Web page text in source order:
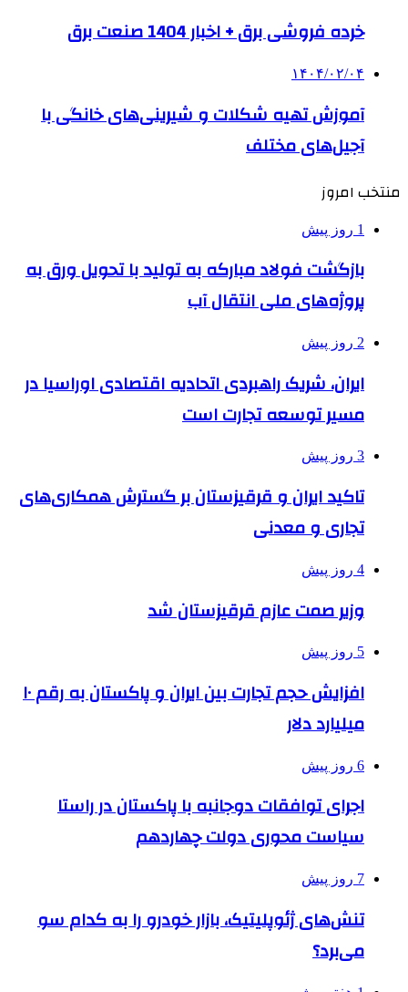
خرده فروشی برق + اخبار 1404 صنعت برق
۱۴۰۴/۰۲/۰۴
آموزش تهیه شکلات و شیرینی‌های خانگی با
آجیل‌های مختلف
منتخب امروز
1 روز پیش
بازگشت فولاد مبارکه به تولید با تحویل ورق به
پروژه‌های ملی انتقال آب
2 روز پیش
ایران، شریک راهبردی اتحادیه اقتصادی اوراسیا در
مسیر توسعه تجارت است
3 روز پیش
تاکید ایران و قرقیزستان بر گسترش همکاری‌های
تجاری و معدنی
4 روز پیش
وزیر صمت عازم قرقیزستان شد
5 روز پیش
افزایش حجم تجارت بین ایران و پاکستان به رقم ۱۰
میلیارد دلار
6 روز پیش
اجرای توافقات دوجانبه با پاکستان در راستا
سیاست محوری دولت چهاردهم
7 روز پیش
تنش‌های ژئوپلیتیک، بازار خودرو را به کدام سو
می‌برد؟